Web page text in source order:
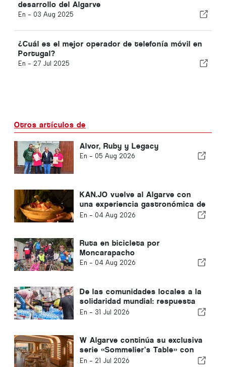
desarrollo del Algarve
En - 03 Aug 2025
¿Cuál es el mejor operador de telefonía móvil en
Portugal?
En - 27 Jul 2025
Otros artículos de
Alvor, Ruby y Legacy
En - 05 Aug 2026
KAN.JO vuelve al Algarve con
una experiencia gastronómica de
inspiración asiática
En - 04 Aug 2026
Ruta en bicicleta por
Moncarapacho
En - 04 Aug 2026
De las comunidades locales a la
solidaridad mundial: respuesta
colectiva tras los terremotos
En - 31 Jul 2026
W Algarve continúa su exclusiva
serie «Sommelier’s Table» con
Buçaco
En - 21 Jul 2026